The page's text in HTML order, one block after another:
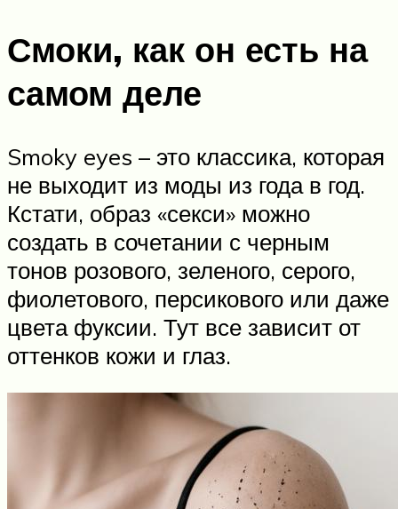
Смоки, как он есть на
самом деле
Smoky eyes – это классика, которая
не выходит из моды из года в год.
Кстати, образ «секси» можно
создать в сочетании с черным
тонов розового, зеленого, серого,
фиолетового, персикового или даже
цвета фуксии. Тут все зависит от
оттенков кожи и глаз.